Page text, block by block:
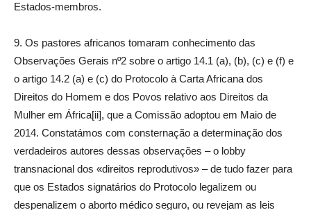
Estados-membros.
9. Os pastores africanos tomaram conhecimento das
Observações Gerais nº2 sobre o artigo 14.1 (a), (b), (c) e (f) e
o artigo 14.2 (a) e (c) do Protocolo à Carta Africana dos
Direitos do Homem e dos Povos relativo aos Direitos da
Mulher em África[ii], que a Comissão adoptou em Maio de
2014. Constatámos com consternação a determinação dos
verdadeiros autores dessas observações – o lobby
transnacional dos «direitos reprodutivos» – de tudo fazer para
que os Estados signatários do Protocolo legalizem ou
despenalizem o aborto médico seguro, ou revejam as leis